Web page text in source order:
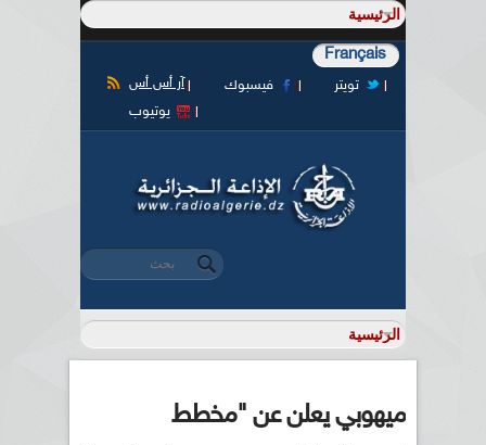
Français
آر أس أس فيسبوك
تويتر
يوتيوب
استمارة البحث
‏بحث ‏
ميهوبي يعلن عن "مخطط